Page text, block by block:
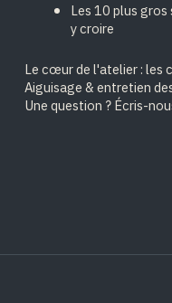
Les 10 plus
y croire
Le cœur de l'atelier : les
Aiguisage & entretien
Une question ? Écris-